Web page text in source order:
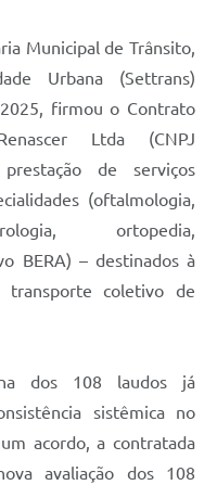
Municipal de Trânsito,
Urbana (Settrans)
firmou o Contrato
Ltda (CNPJ
de serviços
(oftalmologia,
ortopedia,
BERA) – destinados à
transporte coletivo de
dos 108 laudos já
sistêmica no
acordo, a contratada
avaliação dos 108